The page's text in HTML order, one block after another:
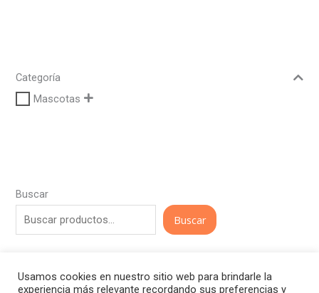
Categoría
Mascotas
Buscar
Buscar
Usamos cookies en nuestro sitio web para brindarle la
experiencia más relevante recordando sus preferencias y